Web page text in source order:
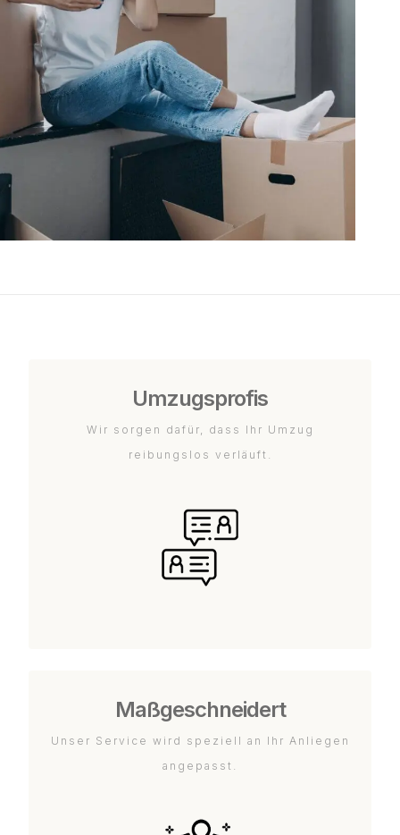
Umzugsprofis
Wir sorgen dafür, dass Ihr Umzug
reibungslos verläuft.
Maßgeschneidert
Unser Service wird speziell an Ihr Anliegen
angepasst.